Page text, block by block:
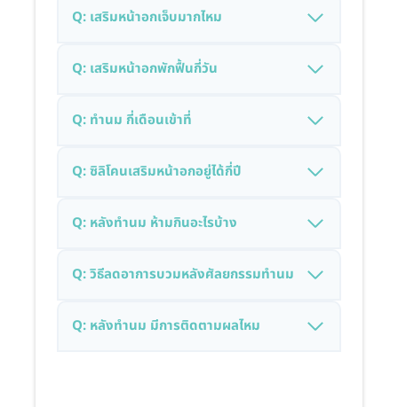
Q: เสริมหน้าอกเจ็บมากไหม
Q: เสริมหน้าอกพักฟื้นกี่วัน
Q: ทำนม กี่เดือนเข้าที่
Q: ซิลิโคนเสริมหน้าอกอยู่ได้กี่ปี
Q: หลังทำนม ห้ามกินอะไรบ้าง
Q: วิธีลดอาการบวมหลังศัลยกรรมทำนม
Q: หลังทำนม มีการติดตามผลไหม